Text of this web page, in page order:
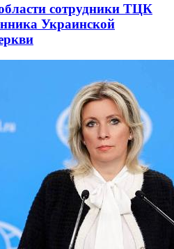
сотрудники ТЦК
Украинской